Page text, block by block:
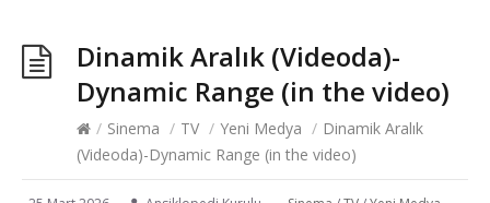
Dinamik Aralık (Videoda)-
Dynamic Range (in the video)
/ Sinema / TV / Yeni Medya / Dinamik Aralık
(Videoda)-Dynamic Range (in the video)